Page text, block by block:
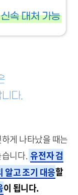
게 나타났을 때는
니다. 유전자 검
알고 조기 대응할
이 됩니다.